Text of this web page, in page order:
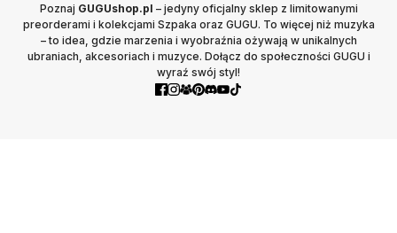
Poznaj GUGUshop.pl – jedyny oficjalny sklep z limitowanymi
preorderami i kolekcjami Szpaka oraz GUGU. To więcej niż muzyka
– to idea, gdzie marzenia i wyobraźnia ożywają w unikalnych
ubraniach, akcesoriach i muzyce. Dołącz do społeczności GUGU i
wyraź swój styl!